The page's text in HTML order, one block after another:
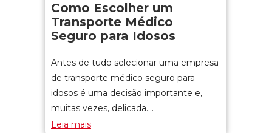
Como Escolher um
Transporte Médico
Seguro para Idosos
Antes de tudo selecionar uma empresa
de transporte médico seguro para
idosos é uma decisão importante e,
muitas vezes, delicada.…
Leia mais